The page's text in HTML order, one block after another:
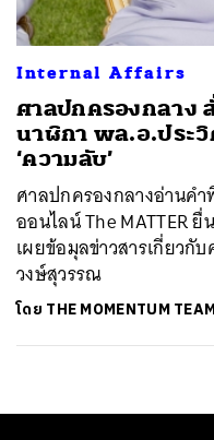
Internal Affairs
ศาลปกครองกลาง
นาฬิกา พล.อ.ประวิ
‘ความลับ’
ศาลปกครองกลางอ่านค
ออนไลน์ The MATTER
เผยข้อมุลข่าวสารเกี่ยวกั
วงษ์สุวรรณ
โดย THE MOMENTUM
ค้นหา
SHARE